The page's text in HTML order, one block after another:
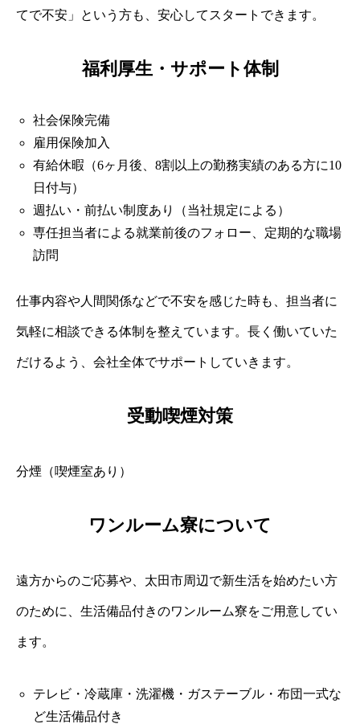
てで不安」という方も、安心してスタートできます。
福利厚生・サポート体制
社会保険完備
雇用保険加入
有給休暇（6ヶ月後、8割以上の勤務実績のある方に10
日付与）
週払い・前払い制度あり（当社規定による）
専任担当者による就業前後のフォロー、定期的な職場
訪問
仕事内容や人間関係などで不安を感じた時も、担当者に
気軽に相談できる体制を整えています。長く働いていた
だけるよう、会社全体でサポートしていきます。
受動喫煙対策
分煙（喫煙室あり）
ワンルーム寮について
遠方からのご応募や、太田市周辺で新生活を始めたい方
のために、生活備品付きのワンルーム寮をご用意してい
ます。
テレビ・冷蔵庫・洗濯機・ガステーブル・布団一式な
ど生活備品付き